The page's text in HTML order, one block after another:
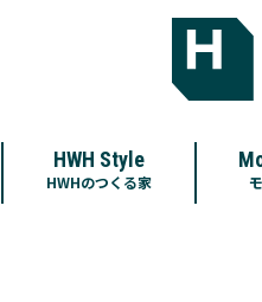
HWH Style
HWHのつくる家